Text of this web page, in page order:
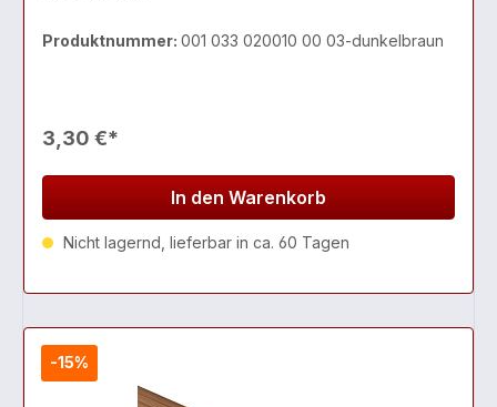
Produktnummer: 001 033 020010 00 03-dunkelbraun
3,30 €*
In den Warenkorb
Nicht lagernd, lieferbar in ca. 60 Tagen
-15%